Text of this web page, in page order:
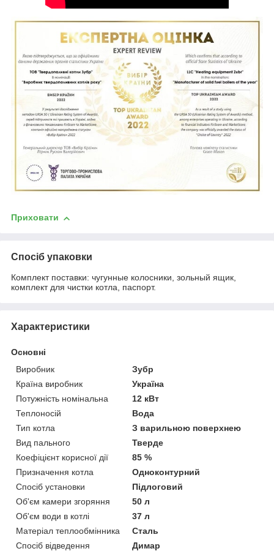
Приховати
Спосіб упаковки
Комплект поставки: чугунные колосники, зольный ящик,
комплект для чистки котла, паспорт.
Характеристики
Основні
Виробник
Зубр
Країна виробник
Україна
Потужність номінальна
12 кВт
Теплоносій
Вода
Тип котла
З варильною поверхнею
Вид пального
Тверде
Коефіцієнт корисної дії
85 %
Призначення котла
Одноконтурний
Спосіб установки
Підлоговий
Об'єм камери згоряння
50 л
Об'єм води в котлі
37 л
Матеріал теплообмінника
Сталь
Спосіб відведення
Димар